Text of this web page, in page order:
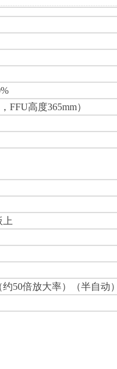
FFU高度365mm）
上
50倍放大率）（半自动）